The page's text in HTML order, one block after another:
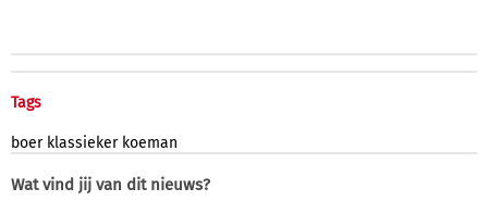
Tags
boer klassieker koeman
Wat vind jij van dit nieuws?